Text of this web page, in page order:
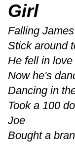
Girl
Falling
Stick around
He fell in
Now he's
Dancing in
Took a 100
Joe
Bought a